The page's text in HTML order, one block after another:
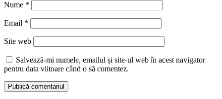
Nume *
Email *
Site web
Salvează-mi numele, emailul și site-ul web în acest navigator
pentru data viitoare când o să comentez.